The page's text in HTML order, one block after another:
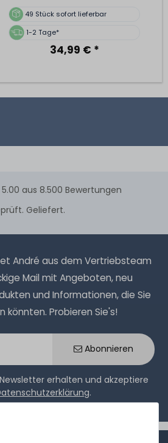
49 Stück sofort lieferbar
1-2 Tage*
34,99 € *
5.00 aus 8.500 Bewertungen
Geliefert.
André aus dem Vertriebsteam
Mail mit Angeboten, neu
und Informationen, die Sie
könnten. Probieren Sie's!
Abonnieren
erhalten und akzeptiere
.